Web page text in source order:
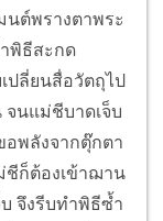
ต์พรางตาพระ
พิธีสะกด
ปลี่ยนสื่อวัตถุไป
นแม่ชีบาดเจ็บ
อพลังจากตุ๊กตา
ชีก็ต้องเข้าฌาน
จึงรีบทำพิธีซ้ำ